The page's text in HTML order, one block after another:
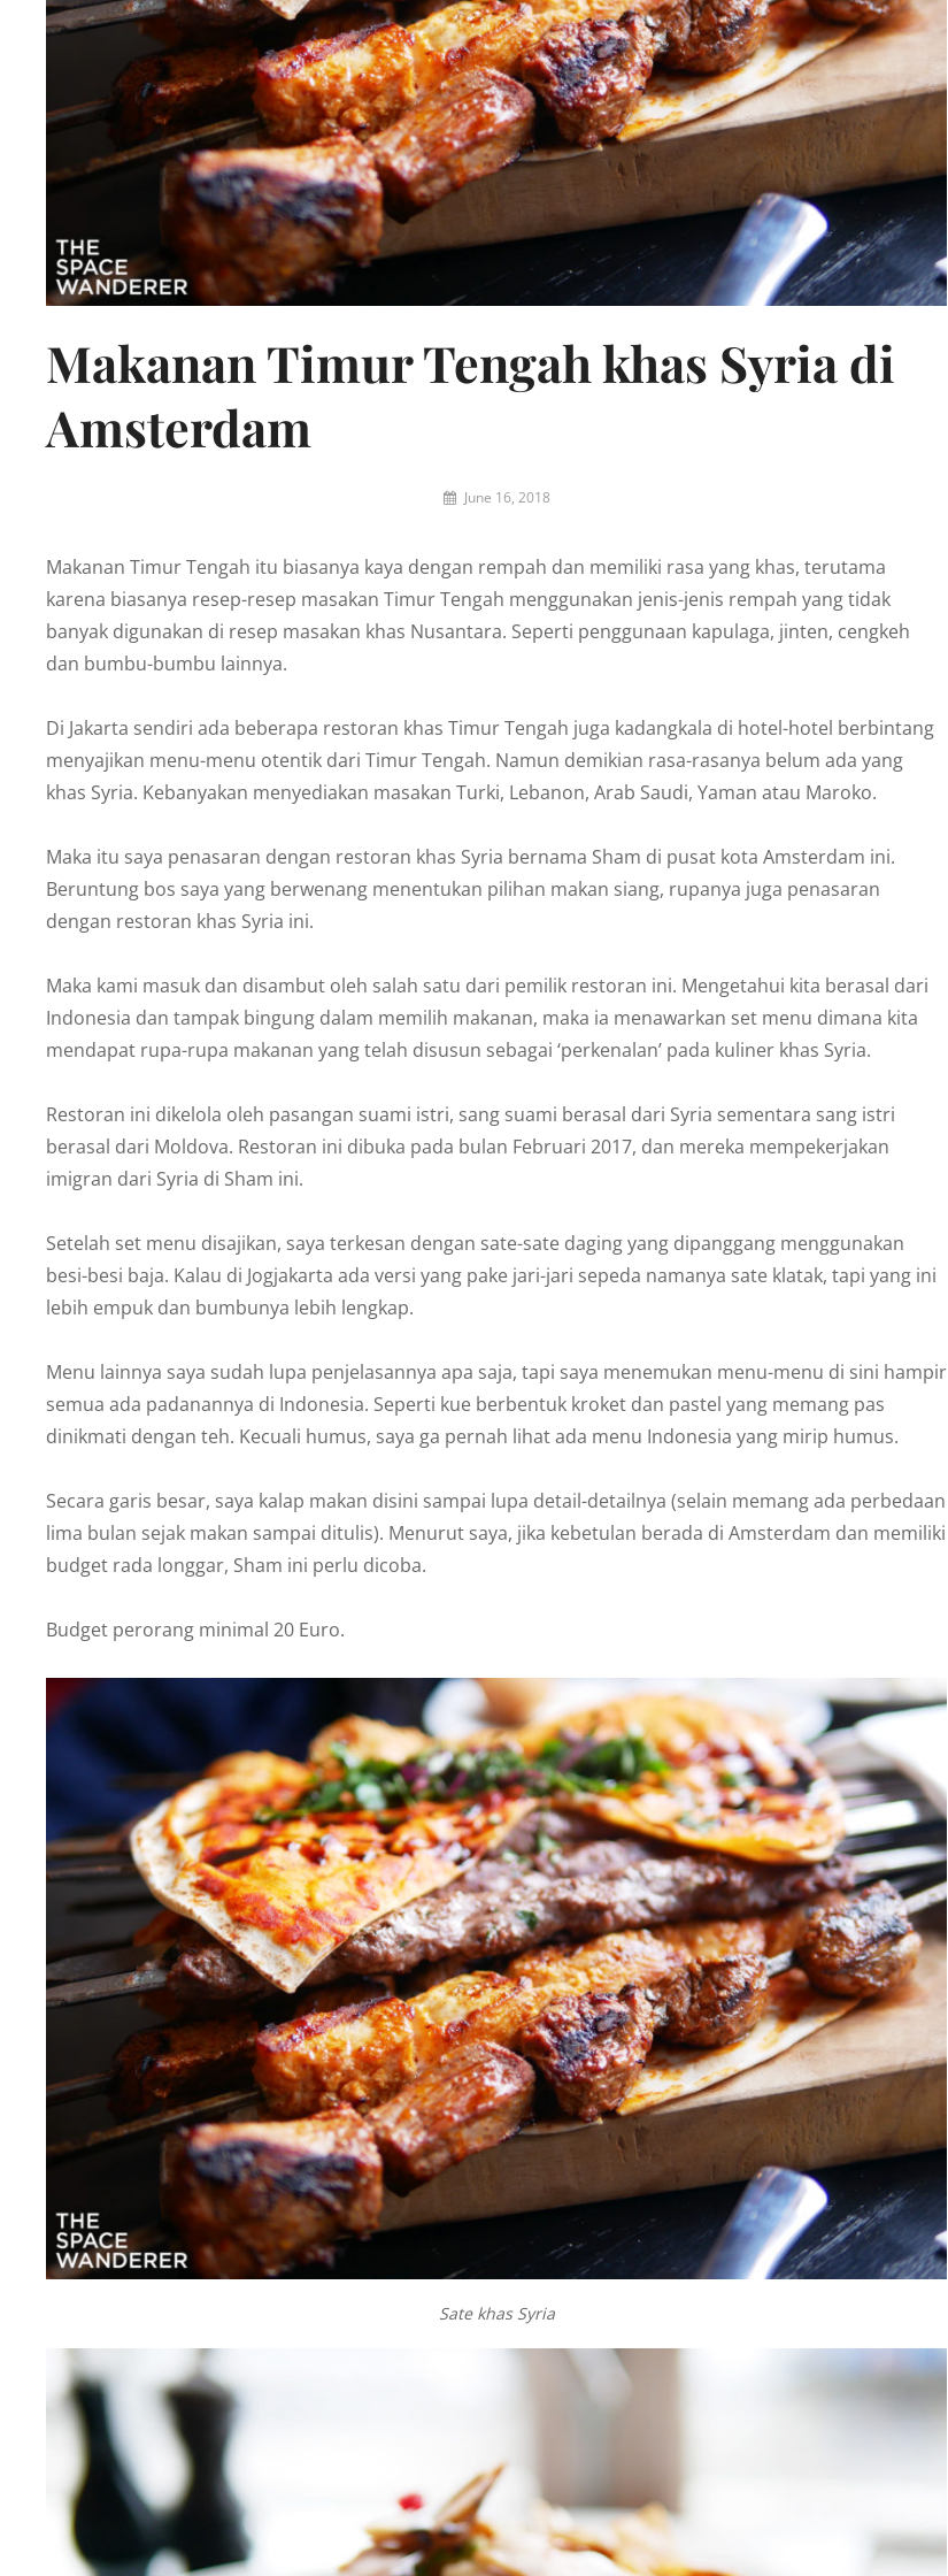
Makanan Timur Tengah khas Syria di
Amsterdam
By
Space
Wanderer
June 16, 2018
Makanan Timur Tengah itu biasanya kaya dengan rempah dan memiliki rasa yang khas, terutama
karena biasanya resep-resep masakan Timur Tengah menggunakan jenis-jenis rempah yang tidak
banyak digunakan di resep masakan khas Nusantara. Seperti penggunaan kapulaga, jinten, cengkeh
dan bumbu-bumbu lainnya.
Di Jakarta sendiri ada beberapa restoran khas Timur Tengah juga kadangkala di hotel-hotel berbintang
menyajikan menu-menu otentik dari Timur Tengah. Namun demikian rasa-rasanya belum ada yang
khas Syria. Kebanyakan menyediakan masakan Turki, Lebanon, Arab Saudi, Yaman atau Maroko.
Maka itu saya penasaran dengan restoran khas Syria bernama Sham di pusat kota Amsterdam ini.
Beruntung bos saya yang berwenang menentukan pilihan makan siang, rupanya juga penasaran
dengan restoran khas Syria ini.
Maka kami masuk dan disambut oleh salah satu dari pemilik restoran ini. Mengetahui kita berasal dari
Indonesia dan tampak bingung dalam memilih makanan, maka ia menawarkan set menu dimana kita
mendapat rupa-rupa makanan yang telah disusun sebagai ‘perkenalan’ pada kuliner khas Syria.
Restoran ini dikelola oleh pasangan suami istri, sang suami berasal dari Syria sementara sang istri
berasal dari Moldova. Restoran ini dibuka pada bulan Februari 2017, dan mereka mempekerjakan
imigran dari Syria di Sham ini.
Setelah set menu disajikan, saya terkesan dengan sate-sate daging yang dipanggang menggunakan
besi-besi baja. Kalau di Jogjakarta ada versi yang pake jari-jari sepeda namanya sate klatak, tapi yang ini
lebih empuk dan bumbunya lebih lengkap.
Menu lainnya saya sudah lupa penjelasannya apa saja, tapi saya menemukan menu-menu di sini hampir
semua ada padanannya di Indonesia. Seperti kue berbentuk kroket dan pastel yang memang pas
dinikmati dengan teh. Kecuali humus, saya ga pernah lihat ada menu Indonesia yang mirip humus.
Secara garis besar, saya kalap makan disini sampai lupa detail-detailnya (selain memang ada perbedaan
lima bulan sejak makan sampai ditulis). Menurut saya, jika kebetulan berada di Amsterdam dan memiliki
budget rada longgar, Sham ini perlu dicoba.
Budget perorang minimal 20 Euro.
Sate khas Syria